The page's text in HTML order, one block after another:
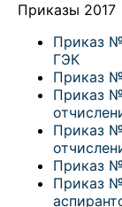
Приказы 2017
Приказ
ГЭК
Приказ
Приказ
Приказ
Приказ
Приказ